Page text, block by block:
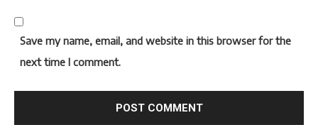
Save my name, email, and website in this browser for the
next time I comment.